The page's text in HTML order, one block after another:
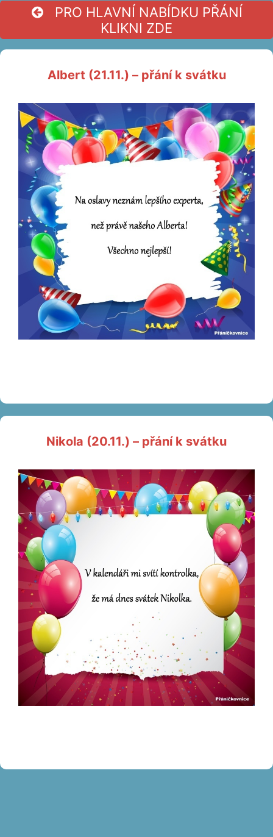
PRO HLAVNÍ NABÍDKU PŘÁNÍ
KLIKNI ZDE
Albert (21.11.) – přání k svátku
Nikola (20.11.) – přání k svátku